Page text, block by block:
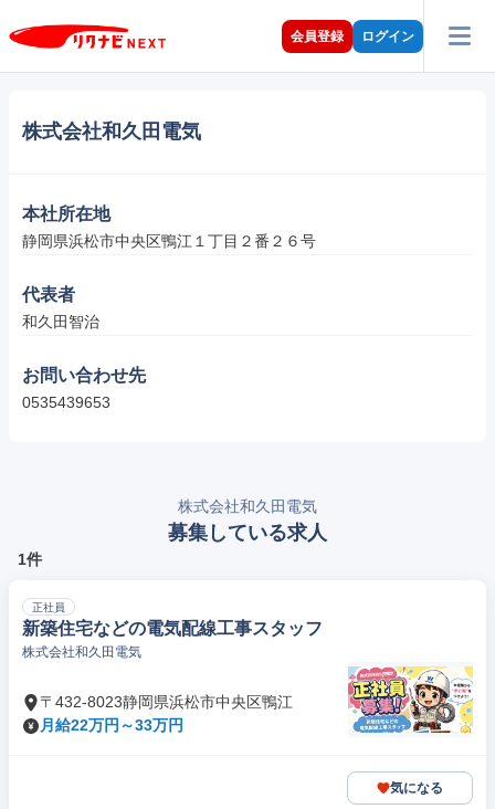
会員登録 ログイン
株式会社和久田電気
本社所在地
静岡県浜松市中央区鴨江１丁目２番２６号
代表者
和久田智治
お問い合わせ先
0535439653
株式会社和久田電気
募集している求人
1件
正社員
新築住宅などの電気配線工事スタッフ
株式会社和久田電気
〒432-8023静岡県浜松市中央区鴨江
月給22万円～33万円
気になる